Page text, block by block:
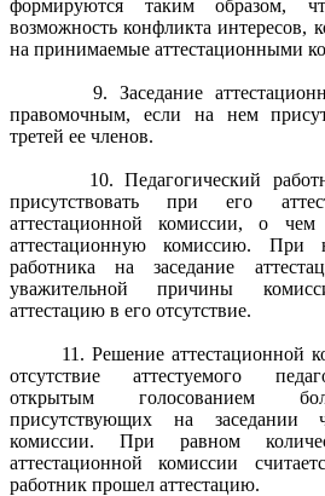
формируются таким образом,
возможность конфликта интересов,
на принимаемые аттестационными
9. Заседание
правомочным, если на нем
третей ее членов.
10. Педагогический
присутствовать при его
аттестационной комиссии, о чем
аттестационную комиссию. При
работника на заседание
уважительной причины
аттестацию в его отсутствие.
11. Решение аттестационной
отсутствие аттестуемого
открытым голосованием
присутствующих на заседании
комиссии. При равном
аттестационной комиссии
работник прошел аттестацию.